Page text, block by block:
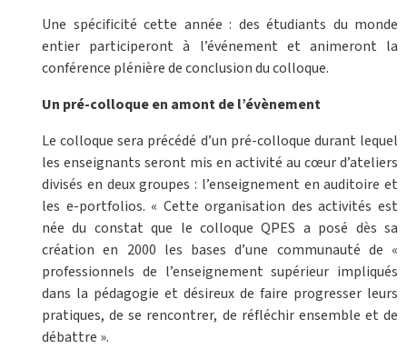
Une spécificité cette année : des étudiants du monde
entier participeront à l’événement et animeront la
conférence plénière de conclusion du colloque.
Un pré-colloque en amont de l’évènement
Le colloque sera précédé d’un pré-colloque durant lequel
les enseignants seront mis en activité au cœur d’ateliers
divisés en deux groupes : l’enseignement en auditoire et
les e-portfolios. « Cette organisation des activités est
née du constat que le colloque QPES a posé dès sa
création en 2000 les bases d’une communauté de «
professionnels de l’enseignement supérieur impliqués
dans la pédagogie et désireux de faire progresser leurs
pratiques, de se rencontrer, de réfléchir ensemble et de
débattre ».